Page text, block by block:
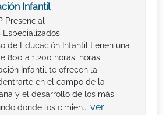
Infantil
Presencial
Especializados
de Educación Infantil tienen una
800 a 1.200 horas. horas
Infantil te ofrecen la
en el campo de la
y el desarrollo de los más
donde los cimien... ver